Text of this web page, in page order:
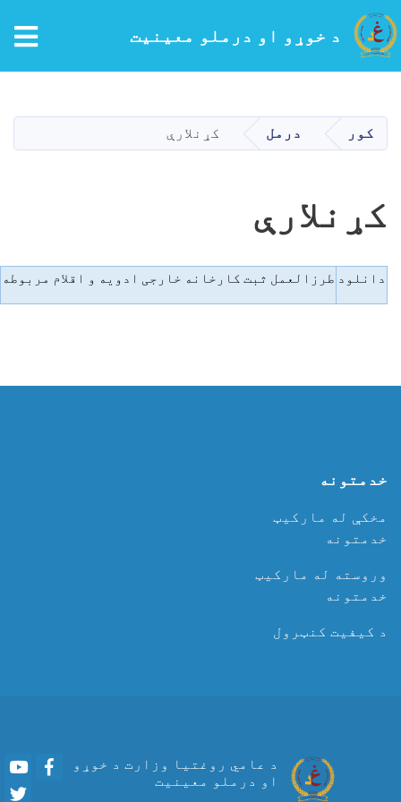
دانګل
د خوړو او درملو معینیت
کور درمل کړنلارې
کړنلارې
دانلود طرزالعمل ثبت کارخانه خارجی ادویه و اقلام مربوطه
خدمتونه
مخکې له مارکیټ
خدمتونه
وروسته له مارکیټ
خدمتونه
د کیفیت کنټرول
د عامي روغتیا وزارت د خوړو
او درملو معینیت
YoutubeFacebook